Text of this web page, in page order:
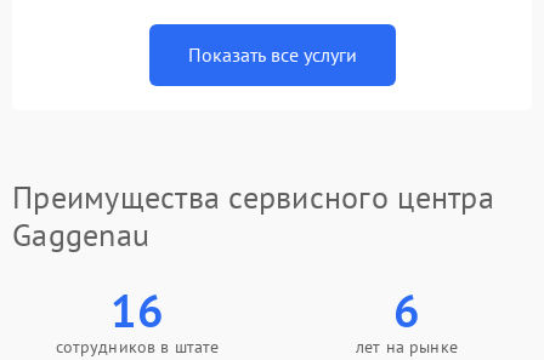
Показать все услуги
Преимущества сервисного центра
Gaggenau
16
сотрудников в штате
6
лет на рынке